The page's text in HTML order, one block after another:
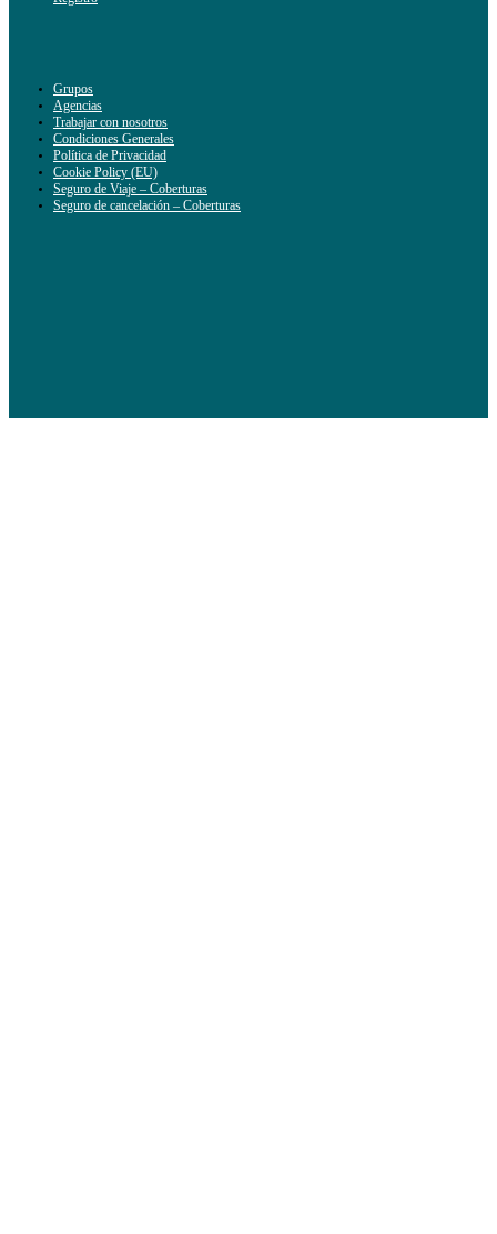
Grupos
Agencias
Trabajar con nosotros
Condiciones Generales
Política de Privacidad
Cookie Policy (EU)
Seguro de Viaje – Coberturas
Seguro de cancelación – Coberturas